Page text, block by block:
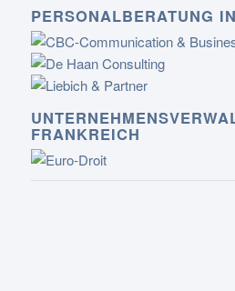
PERSONALBERATUNG
FRANKREICH